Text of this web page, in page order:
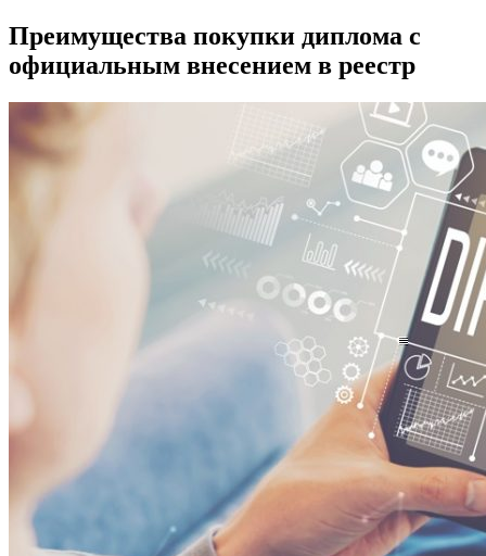
Преимущества покупки диплома с
официальным внесением в реестр